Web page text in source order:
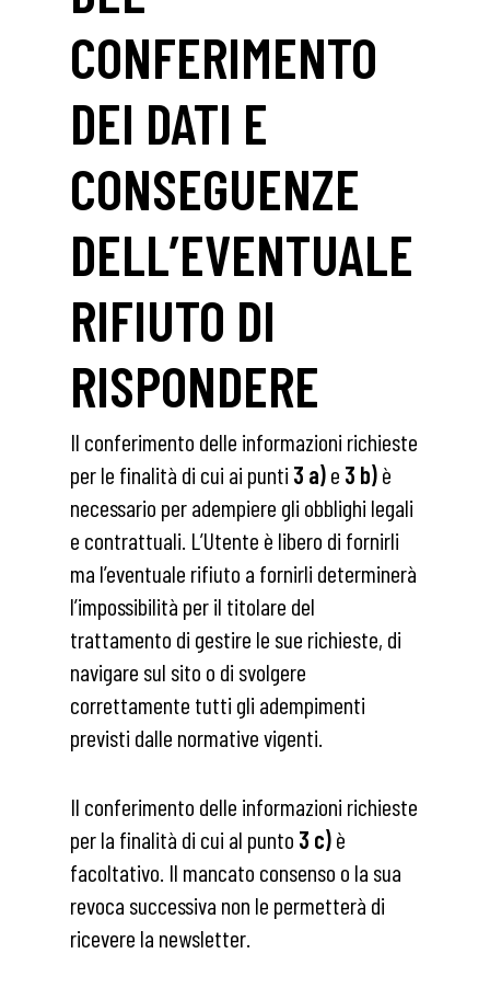
CONFERIMENTO
DEI DATI E
CONSEGUENZE
DELL’EVENTUALE
RIFIUTO DI
RISPONDERE
Il conferimento delle informazioni richieste
per le finalità di cui ai punti 3 a)e 3 b)è
necessario per adempiere gli obblighi legali
e contrattuali. L’Utente è libero di fornirli
ma l’eventuale rifiuto a fornirli determinerà
l’impossibilità per il titolare del
trattamento di gestire le sue richieste, di
navigare sul sito o di svolgere
correttamente tutti gli adempimenti
previsti dalle normative vigenti.
Il conferimento delle informazioni richieste
per la finalità di cui al punto 3 c)è
facoltativo. Il mancato consenso o la sua
revoca successiva non le permetterà di
ricevere la newsletter.